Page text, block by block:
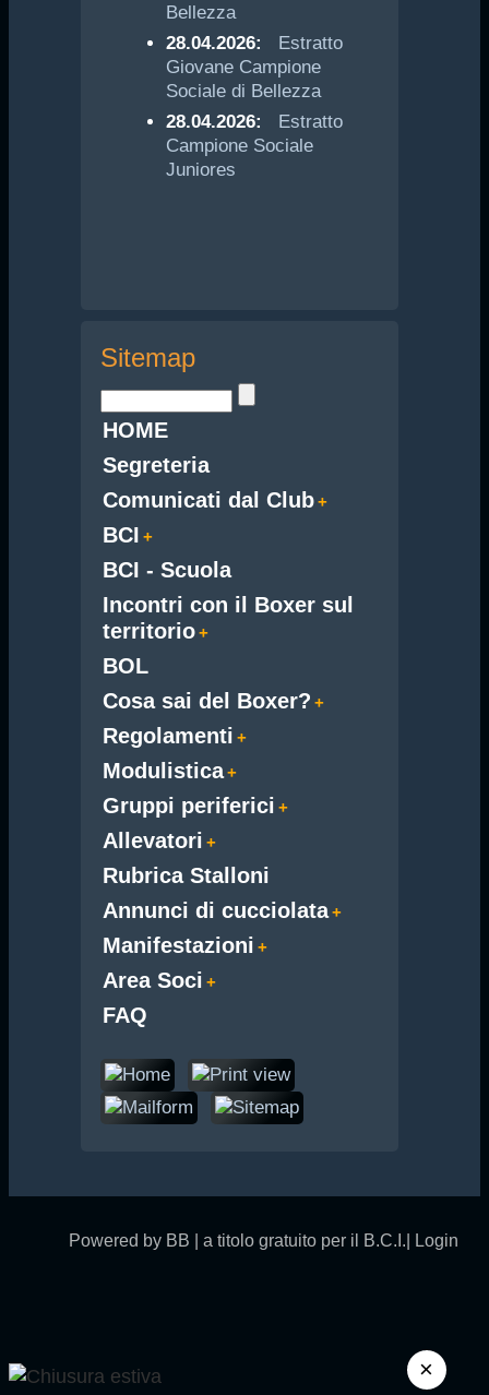
Bellezza
28.04.2026:
Estratto
Giovane Campione
Sociale di Bellezza
28.04.2026:
Estratto
Campione Sociale
Juniores
Sitemap
HOME
Segreteria
Comunicati dal Club
BCI
BCI - Scuola
Incontri con il Boxer sul
territorio
BOL
Cosa sai del Boxer?
Regolamenti
Modulistica
Gruppi periferici
Allevatori
Rubrica Stalloni
Annunci di cucciolata
Manifestazioni
Area Soci
FAQ
Powered by BB | a titolo gratuito per il B.C.I.| Login
×